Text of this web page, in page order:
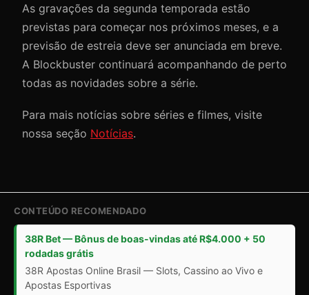
As gravações da segunda temporada estão
previstas para começar nos próximos meses, e a
previsão de estreia deve ser anunciada em breve.
A Blockbuster continuará acompanhando de perto
todas as novidades sobre a série.
Para mais notícias sobre séries e filmes, visite
nossa seção Notícias.
CONTEÚDO RECOMENDADO
38R Bet — Bônus de boas-vindas até R$4.000 + 50
rodadas grátis
38R Apostas Online Brasil — Slots, Cassino ao Vivo e
Apostas Esportivas